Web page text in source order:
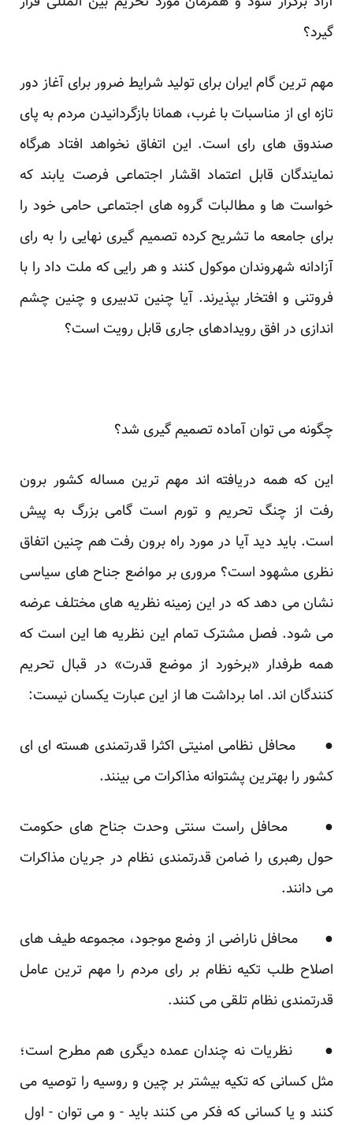
گیرد؟
مهم ترین گام ایران برای تولید شرایط ضرور برای آغاز دور
تازه ای از مناسبات با غرب، همانا بازگردانیدن مردم به پای
صندوق های رای است. این اتفاق نخواهد افتاد هرگاه
نمایندگان قابل اعتماد اقشار اجتماعی فرصت یابند که
خواست ها و مطالبات گروه های اجتماعی حامی خود را
برای جامعه ما تشریح کرده تصمیم گیری نهایی را به رای
آزادانه شهروندان موکول کنند و هر رایی که ملت داد را با
فروتنی و افتخار بپذیرند. آیا چنین تدبیری و چنین چشم
اندازی در افق رویدادهای جاری قابل رویت است؟
چگونه می توان آماده تصمیم گیری شد؟
این که همه دریافته اند مهم ترین مساله کشور برون
رفت از چنگ تحریم و تورم است گامی بزرگ به پیش
است. باید دید آیا در مورد راه برون رفت هم چنین اتفاق
نظری مشهود است؟ مروری بر مواضع جناح های سیاسی
نشان می دهد که در این زمینه نظریه های مختلف عرضه
می شود. فصل مشترک تمام این نظریه ها این است که
همه طرفدار «برخورد از موضع قدرت» در قبال تحریم
کنندگان اند. اما برداشت ها از این عبارت یکسان نیست:
● محافل نظامی امنیتی اکثرا قدرتمندی هسته ای ای
کشور را بهترین پشتوانه مذاکرات می بینند.
● محافل راست سنتی وحدت جناح های حکومت
حول رهبری را ضامن قدرتمندی نظام در جریان مذاکرات
می دانند.
● محافل ناراضی از وضع موجود، مجموعه طیف های
اصلاح طلب تکیه نظام بر رای مردم را مهم ترین عامل
قدرتمندی نظام تلقی می کنند.
● نظریات نه چندان عمده دیگری هم مطرح است؛
مثل کسانی که تکیه بیشتر بر چین و روسیه را توصیه می
کنند و یا کسانی که فکر می کنند باید - و می توان - اول